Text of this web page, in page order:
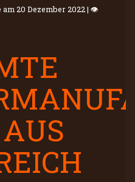
am 20 Dezember 2022| 👁